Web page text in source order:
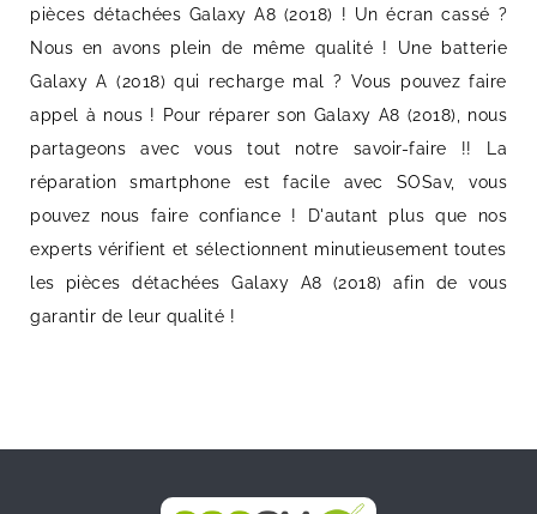
pièces détachées Galaxy A8 (2018) ! Un écran cassé ?
Nous en avons plein de même qualité ! Une batterie
Galaxy A (2018) qui recharge mal ? Vous pouvez faire
appel à nous ! Pour réparer son Galaxy A8 (2018), nous
partageons avec vous tout notre savoir-faire !! La
réparation smartphone est facile avec SOSav, vous
pouvez nous faire confiance ! D'autant plus que nos
experts vérifient et sélectionnent minutieusement toutes
les pièces détachées Galaxy A8 (2018) afin de vous
garantir de leur qualité !